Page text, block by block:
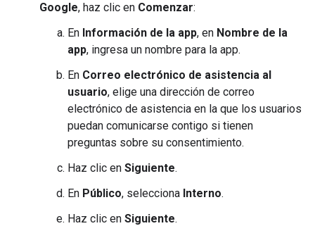
Google, haz clic en Comenzar:
En Información de la app, en Nombre de la
app, ingresa un nombre para la app.
En Correo electrónico de asistencia al
usuario, elige una dirección de correo
electrónico de asistencia en la que los usuarios
puedan comunicarse contigo si tienen
preguntas sobre su consentimiento.
Haz clic en Siguiente.
En Público, selecciona Interno.
Haz clic en Siguiente.